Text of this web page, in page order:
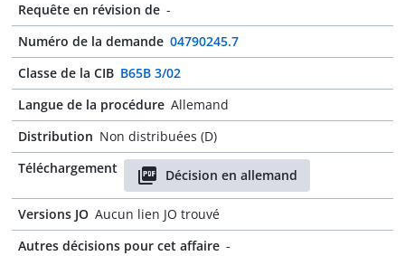
Requête en révision de -
Numéro de la demande 04790245.7
Classe de la CIB B65B 3/02
Langue de la procédure Allemand
Distribution Non distribuées (D)
Téléchargement
Décision en allemand
Versions JO Aucun lien JO trouvé
Autres décisions pour cet affaire -